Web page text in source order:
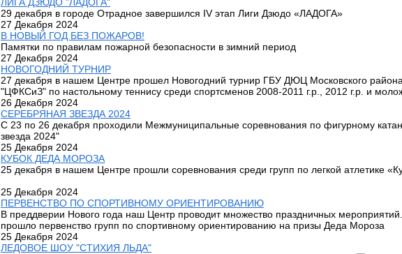
29 декабря в городе Отрадное завершился IV этап Лиги Дзюдо «ЛАДОГА»
27 Декабря 2024
В НОВЫЙ ГОД БЕЗ ПОЖАРОВ!
Памятки по правилам пожарной безопасности в зимний период
27 Декабря 2024
НОВОГОДНИЙ ТУРНИР
27 декабря в нашем Центре прошел Новогодний турнир ГБУ ДЮЦ Московского
"ЦФКСиЗ" по настольному теннису среди спортсменов 2008-2011 г.р., 2012 г.р. и
26 Декабря 2024
СЕРЕБРЯНАЯ ЗВЕЗДА 2024
С 23 по 26 декабря проходили Межмуниципальные соревнования по фигурному
звезда 2024"
25 Декабря 2024
КУБОК ДЕДА МОРОЗА
25 декабря в нашем Центре прошли соревнования среди групп по легкой атлетике
25 Декабря 2024
ПЕРВЕНСТВО ПО СПОРТИВНОМУ ОРИЕНТИРОВАНИЮ
В преддверии Нового года наш Центр проводит множество праздничных
прошло первенство групп по спортивному ориентированию на призы Деда Мороза
25 Декабря 2024
ЛЕДОВОЕ ШОУ "СТИХИЯ ЛЬДА"